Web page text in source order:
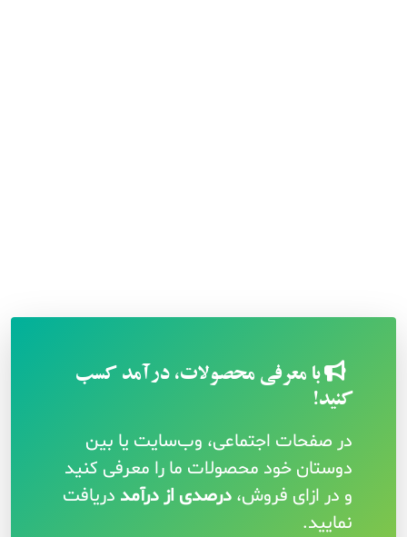
با معرفی محصولات، درآمد کسب
کنید!
در صفحات اجتماعی، وب‌سایت یا بین
دوستان خود محصولات ما را معرفی کنید
و در ازای فروش، درصدی از درآمد دریافت
نمایید.